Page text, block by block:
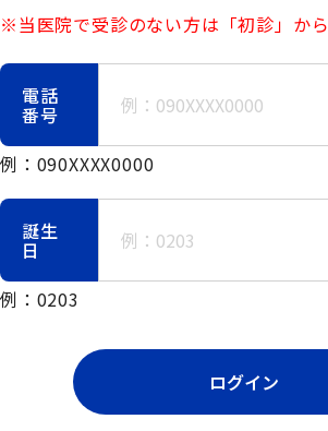
※当医院で受診のない方は「初診」から
電話
番号
例：090XXXX0000
誕生
日
例：0203
ログイン